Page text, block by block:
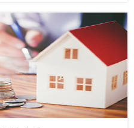
便快速的为众多客户提供一
行业企业吸引客户的重要手
家教育培训机构的客户可能
各不相同。并且这么庞大的
，造成了客户信息不完整，
时也面临着客户流失的风